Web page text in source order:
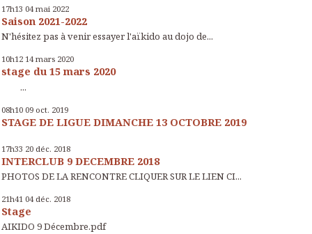
17h13 04 mai 2022
Saison 2021-2022
N'hésitez pas à venir essayer l'aïkido au dojo de...
10h12 14 mars 2020
stage du 15 mars 2020
...
08h10 09 oct. 2019
STAGE DE LIGUE DIMANCHE 13 OCTOBRE 2019
17h33 20 déc. 2018
INTERCLUB 9 DECEMBRE 2018
PHOTOS DE LA RENCONTRE CLIQUER SUR LE LIEN CI...
21h41 04 déc. 2018
Stage
AIKIDO 9 Décembre.pdf